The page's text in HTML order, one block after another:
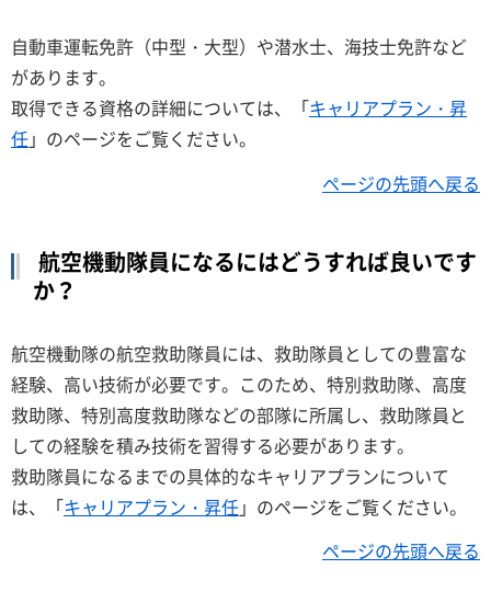
自動車運転免許（中型・大型）や潜水士、海技士免許など
があります。
取得できる資格の詳細については、「キャリアプラン・昇
任」のページをご覧ください。
ページの先頭へ戻る
航空機動隊員になるにはどうすれば良いです
か？
航空機動隊の航空救助隊員には、救助隊員としての豊富な
経験、高い技術が必要です。このため、特別救助隊、高度
救助隊、特別高度救助隊などの部隊に所属し、救助隊員と
しての経験を積み技術を習得する必要があります。
救助隊員になるまでの具体的なキャリアプランについて
は、「キャリアプラン・昇任」のページをご覧ください。
ページの先頭へ戻る